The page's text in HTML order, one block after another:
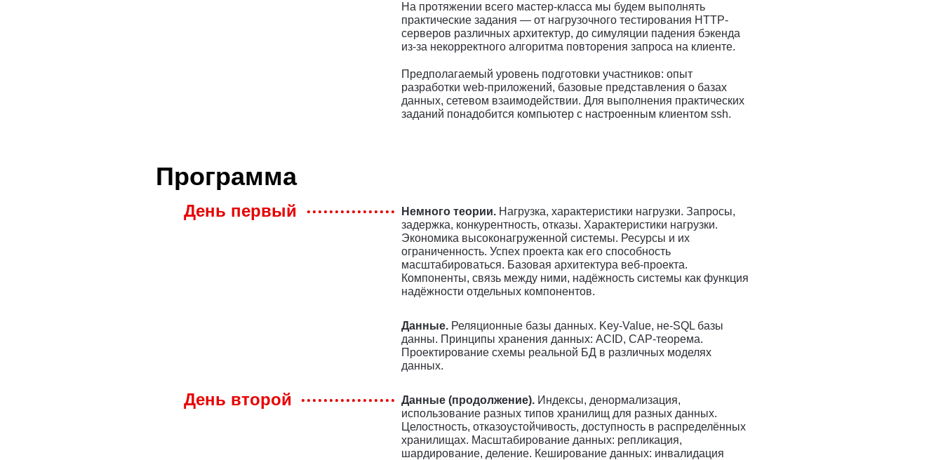
На протяжении всего мастер-класса мы будем выполнять
практические задания — от нагрузочного тестирования HTTP-
серверов различных архитектур, до симуляции падения бэкенда
из-за некорректного алгоритма повторения запроса на клиенте.
Предполагаемый уровень подготовки участников: опыт
разработки web-приложений, базовые представления о базах
данных, сетевом взаимодействии. Для выполнения практических
заданий понадобится компьютер с настроенным клиентом ssh.
Программа
День первый Немного теории. Нагрузка, характеристики нагрузки. Запросы,
задержка, конкурентность, отказы. Характеристики нагрузки.
Экономика высоконагруженной системы. Ресурсы и их
ограниченность. Успех проекта как его способность
масштабироваться. Базовая архитектура веб-проекта.
Компоненты, связь между ними, надёжность системы как функция
надёжности отдельных компонентов.
Данные. Реляционные базы данных. Key-Value, не-SQL базы
данны. Принципы хранения данных: ACID, CAP-теорема.
Проектирование схемы реальной БД в различных моделях
данных.
День второй Данные (продолжение). Индексы, денормализация,
использование разных типов хранилищ для разных данных.
Целостность, отказоустойчивость, доступность в распределённых
хранилищах. Масштабирование данных: репликация,
шардирование, деление. Кеширование данных: инвалидация